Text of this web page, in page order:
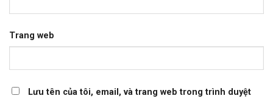
Trang web
Lưu tên của tôi, email, và trang web trong trình duyệt